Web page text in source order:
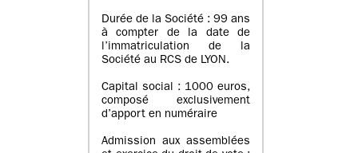
Durée de la Société : 99 ans
à compter de la date de
l’immatriculation de la
Société au RCS de LYON.
Capital social : 1000 euros,
composé exclusivement
d’apport en numéraire
Admission aux assemblées